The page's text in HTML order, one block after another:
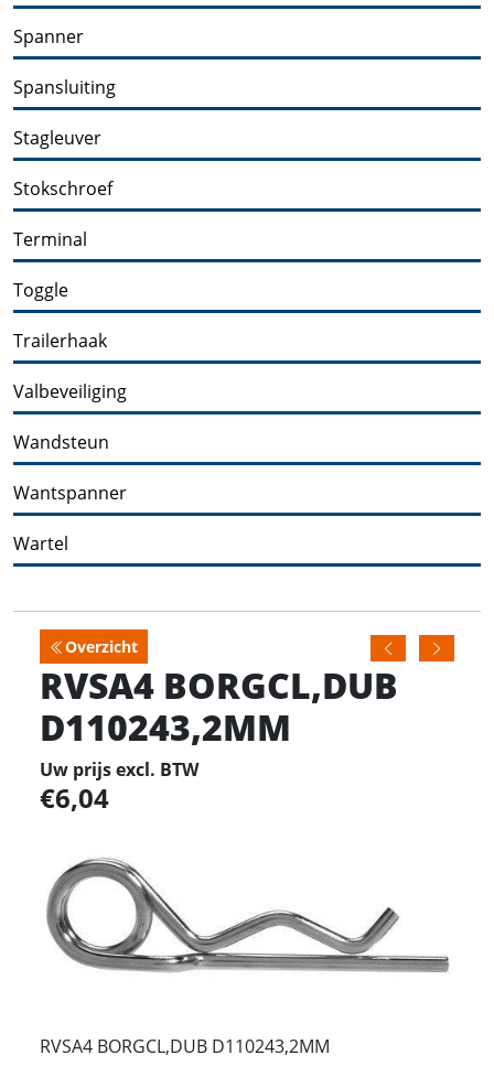
Spanner
Spansluiting
Stagleuver
Stokschroef
Terminal
Toggle
Trailerhaak
Valbeveiliging
Wandsteun
Wantspanner
Wartel
Overzicht
RVSA4 BORGCL,DUB
D110243,2MM
Uw prijs excl. BTW
6,04
RVSA4 BORGCL,DUB D110243,2MM